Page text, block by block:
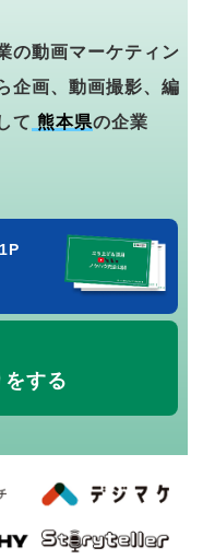
の動画マーケティン
企画、動画撮影、編
て 熊本県の企業
する